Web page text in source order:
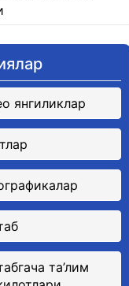
янгиликлар
та’лим